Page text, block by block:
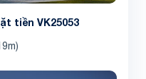
tiền VK25053